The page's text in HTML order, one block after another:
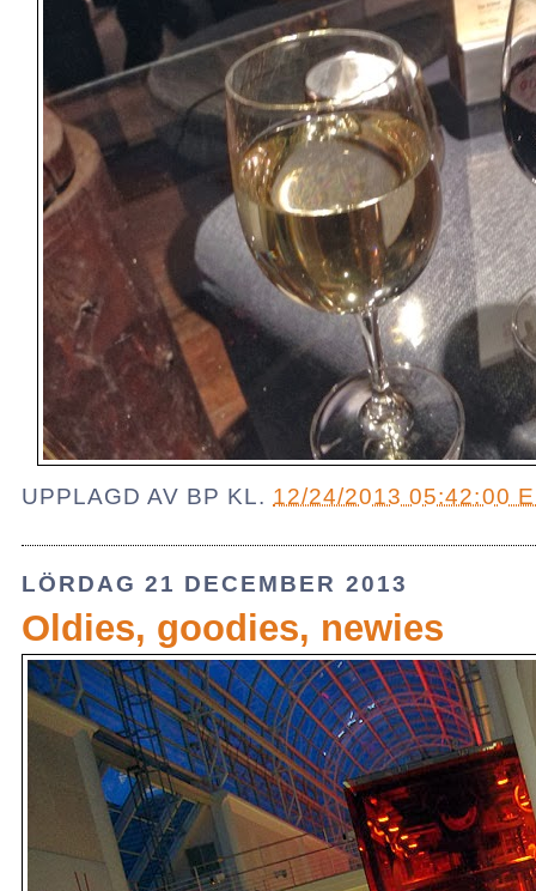
UPPLAGD AV BP KL. 12/24/2013 05:42:00
LÖRDAG 21 DECEMBER 2013
Oldies, goodies, newies